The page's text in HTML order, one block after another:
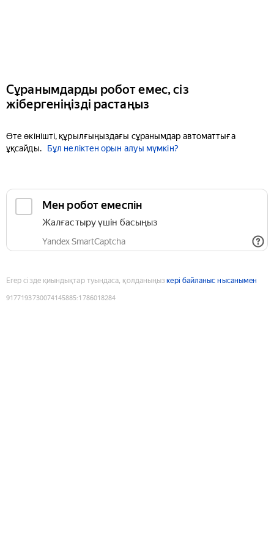
Сұранымдарды робот емес, сіз
жібергеніңізді растаңыз
Өте өкінішті, құрылғыңыздағы сұранымдар автоматтыға
ұқсайды.
Бұл неліктен орын алуы мүмкін?
Мен робот емеспін
Жалғастыру үшін басыңыз
Yandex SmartCaptcha
Егер сізде қиындықтар туындаса, қолданыңыз кері байланыс нысанымен
9177193730074145885:1786018284